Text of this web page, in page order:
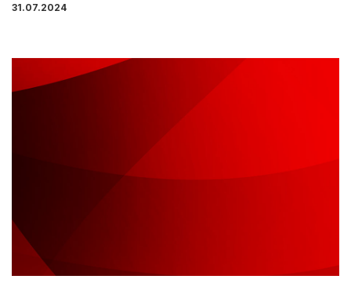
31.07.2024